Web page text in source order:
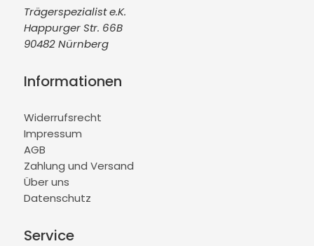
Trägerspezialist e.K.
Happurger Str. 66B
90482 Nürnberg
Informationen
Widerrufsrecht
Impressum
AGB
Zahlung und Versand
Über uns
Datenschutz
Service